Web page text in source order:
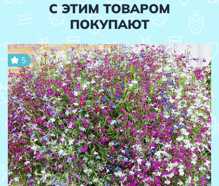
С ЭТИМ ТОВАРОМ
ПОКУПАЮТ
5